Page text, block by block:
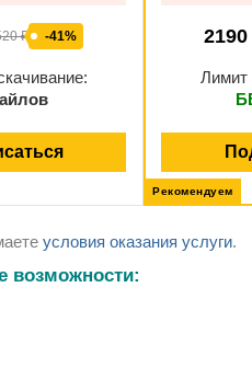
₽ -41% 2190
Лимит
Рекомендуем
условия оказания услуги.
возможности: